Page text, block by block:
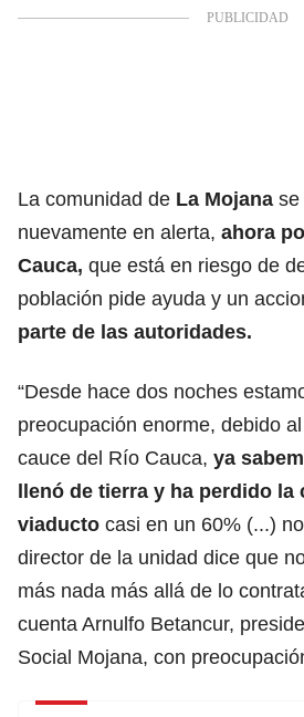
La comunidad de La Mojana se
nuevamente en alerta, ahora
Cauca, que está en riesgo de
población pide ayuda y un
parte de las autoridades.
“Desde hace dos noches
preocupación enorme, debido
cauce del Río Cauca, ya
llenó de tierra y ha perdido la
viaducto casi en un 60% (...)
director de la unidad dice que
más nada más allá de lo
cuenta Arnulfo Betancur,
Social Mojana, con